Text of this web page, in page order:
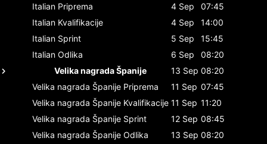
Italian Priprema 4 Sep
07:45
Italian Kvalifikacije 4 Sep
14:00
Italian Sprint 5 Sep
15:45
Italian Odlika 6 Sep
08:20
Velika nagrada Španije
13 Sep 08:20
Velika nagrada Španije Priprema 11 Sep 07:45
Velika nagrada Španije Kvalifikacije 11 Sep 11:20
Velika nagrada Španije Sprint 12 Sep 08:45
Velika nagrada Španije Odlika 13 Sep 08:20